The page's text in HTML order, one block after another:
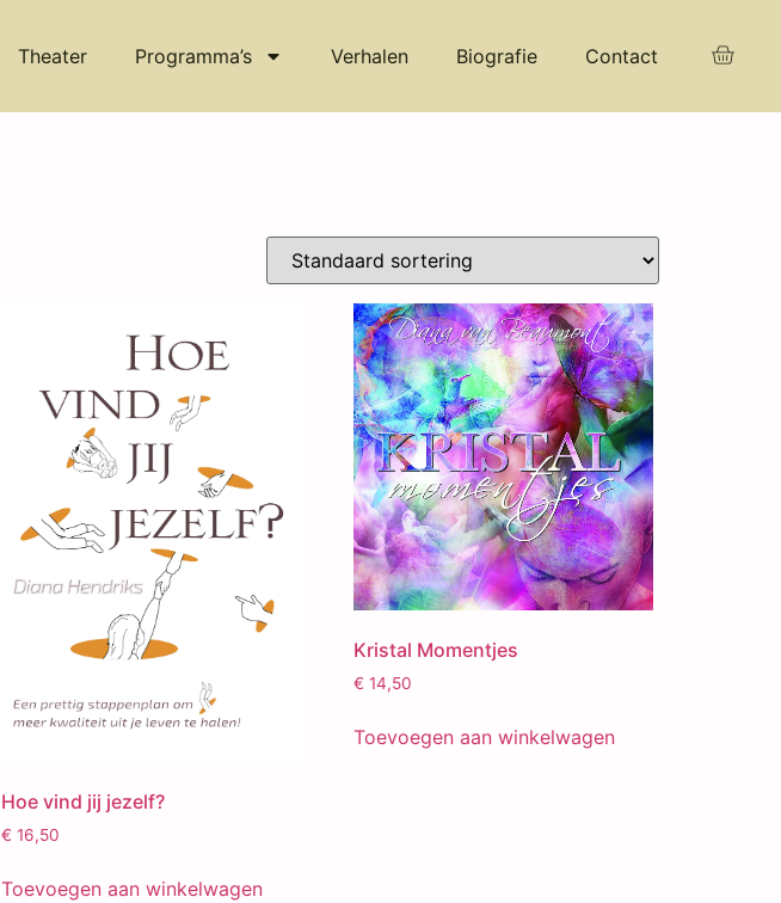
Theater Programma’s Verhalen Biografie Contact
Hoe vind jij jezelf?
€ 16,50
Toevoegen aan winkelwagen
Kristal Momentjes
€ 14,50
Toevoegen aan winkelwagen